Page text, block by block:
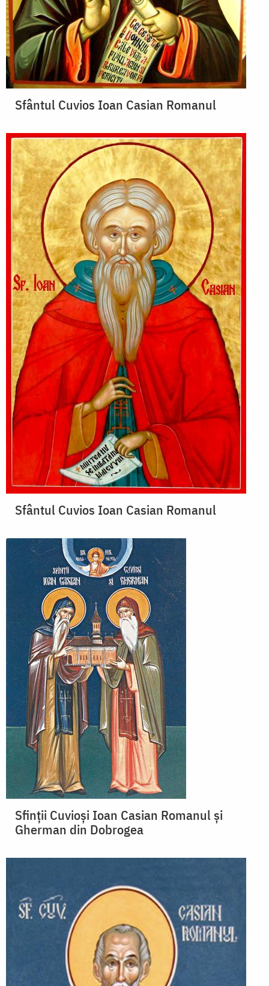
Sfântul Cuvios Ioan Casian Romanul
Sfântul Cuvios Ioan Casian Romanul
Sfinții Cuvioși Ioan Casian Romanul și
Gherman din Dobrogea